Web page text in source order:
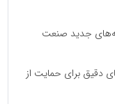
جدید صنعت
دقیق برای حمایت از